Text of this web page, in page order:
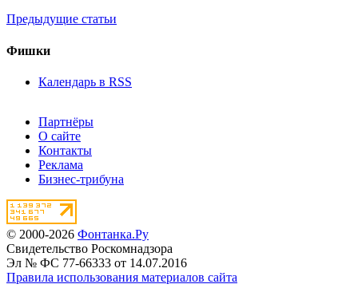
Предыдущие статьи
Фишки
Календарь в RSS
Партнёры
О сайте
Контакты
Реклама
Бизнес-трибуна
© 2000-2026 Фонтанка.Ру
Свидетельство Роскомнадзора
Эл № ФС 77-66333 от 14.07.2016
Правила использования материалов сайта